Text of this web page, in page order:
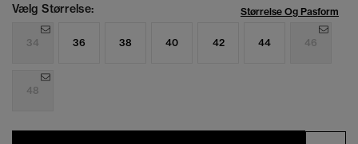
Vælg Størrelse: Størrelse Og Pasform
34 36 38 40 42 44 46
48